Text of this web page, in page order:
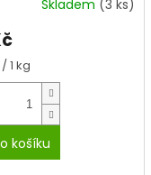
Skladem (3 ks)
1 kg
košíku